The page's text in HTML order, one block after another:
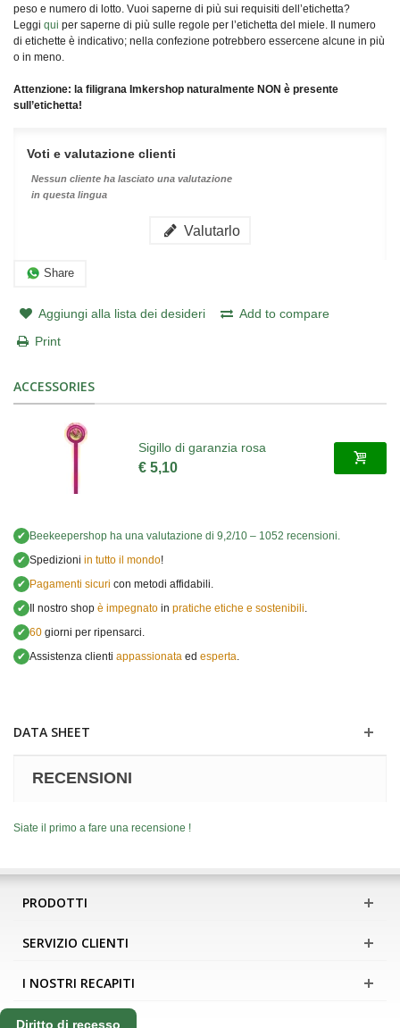
peso e numero di lotto. Vuoi saperne di più sui requisiti dell’etichetta?
Leggi qui per saperne di più sulle regole per l’etichetta del miele. Il numero
di etichette è indicativo; nella confezione potrebbero essercene alcune in più
o in meno.
Attenzione: la filigrana Imkershop naturalmente NON è presente
sull’etichetta!
Voti e valutazione clienti
Nessun cliente ha lasciato una valutazione
in questa lingua
Valutarlo
Share
Aggiungi alla lista dei desideri
Add to compare
Print
ACCESSORIES
Sigillo di garanzia rosa
€ 5,10
✔ Beekeepershop ha una valutazione di 9,2/10 – 1052 recensioni.
✔ Spedizioni in tutto il mondo!
✔ Pagamenti sicuri con metodi affidabili.
✔ Il nostro shop è impegnato in pratiche etiche e sostenibili
✔ 60 giorni per ripensarci.
✔ Assistenza clienti appassionata ed esperta
DATA SHEET
RECENSIONI
Siate il primo a fare una recensione !
PRODOTTI
SERVIZIO CLIENTI
I NOSTRI RECAPITI
Diritto di recesso